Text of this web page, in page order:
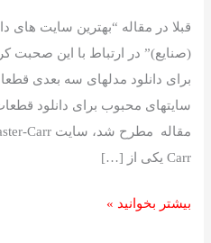
قبلا در مقاله “بهترین سایت های
(صنایع)” در ارتباط با این صحبت
برای دانلود مدلهای سه بعدی
سایتهای محبوب برای دانلود
Carr یکی از […]
بیشتر بخوانید »